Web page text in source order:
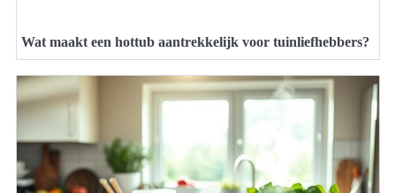
Wat maakt een hottub aantrekkelijk voor tuinliefhebbers?